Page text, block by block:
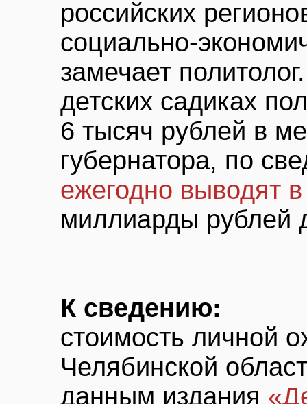
российских
социально-
замечает
детских садиках
6 тысяч рублей в
губернатора, по
ежегодно выводят
миллиарды рублей
К сведению:
стоимость личной
Челябинской
данным издания